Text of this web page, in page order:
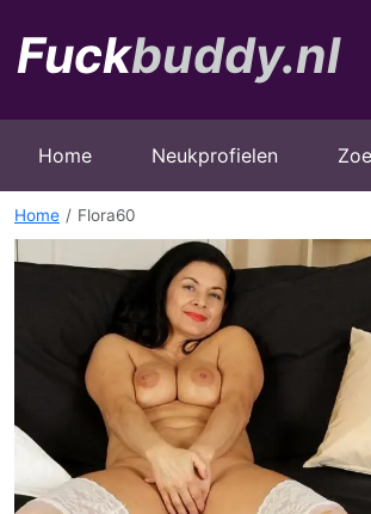
Home Neukprofielen
Home Flora60